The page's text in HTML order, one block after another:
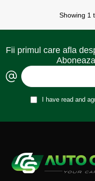
Showing 1
Fii primul care afla
I have read and